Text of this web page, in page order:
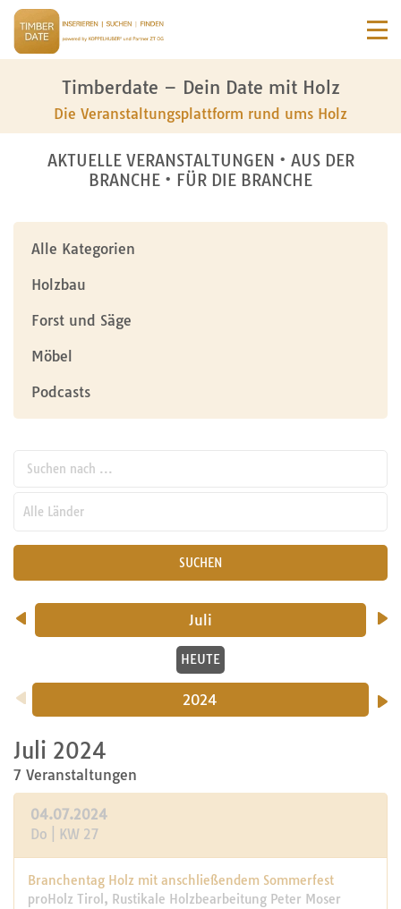
Timberdate – Dein Date mit Holz
Die Veranstaltungsplattform rund ums Holz
AKTUELLE VERANSTALTUNGEN • AUS DER
BRANCHE • FÜR DIE BRANCHE
Alle Kategorien
Holzbau
Forst und Säge
Möbel
Podcasts
SUCHEN
Juli
HEUTE
2024
Juli 2024
7 Veranstaltungen
04.07.2024
Do | KW 27
Branchentag Holz mit anschließendem Sommerfest
proHolz Tirol, Rustikale Holzbearbeitung Peter Moser